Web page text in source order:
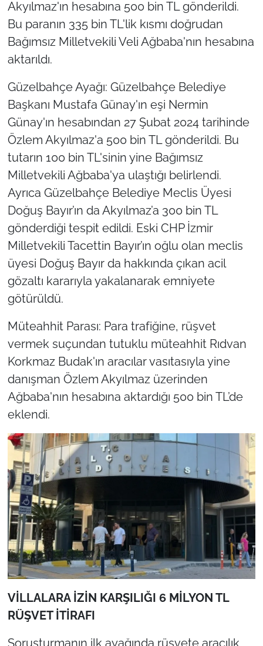
Akyılmaz'ın hesabına 500 bin TL gönderildi.
Bu paranın 335 bin TL'lik kısmı doğrudan
Bağımsız Milletvekili Veli Ağbaba'nın hesabına
aktarıldı.
Güzelbahçe Ayağı: Güzelbahçe Belediye
Başkanı Mustafa Günay'ın eşi Nermin
Günay'ın hesabından 27 Şubat 2024 tarihinde
Özlem Akyılmaz'a 500 bin TL gönderildi. Bu
tutarın 100 bin TL'sinin yine Bağımsız
Milletvekili Ağbaba'ya ulaştığı belirlendi.
Ayrıca Güzelbahçe Belediye Meclis Üyesi
Doğuş Bayır’ın da Akyılmaz’a 300 bin TL
gönderdiği tespit edildi. Eski CHP İzmir
Milletvekili Tacettin Bayır’ın oğlu olan meclis
üyesi Doğuş Bayır da hakkında çıkan acil
gözaltı kararıyla yakalanarak emniyete
götürüldü.
Müteahhit Parası: Para trafiğine, rüşvet
vermek suçundan tutuklu müteahhit Rıdvan
Korkmaz Budak'ın aracılar vasıtasıyla yine
danışman Özlem Akyılmaz üzerinden
Ağbaba'nın hesabına aktardığı 500 bin TL’de
eklendi.
VİLLALARA İZİN KARŞILIĞI 6 MİLYON TL
RÜŞVET İTİRAFI
Soruşturmanın ilk ayağında rüşvete aracılık